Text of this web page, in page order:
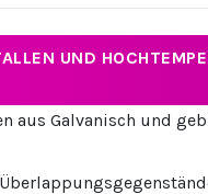
UND
Galvanisch und